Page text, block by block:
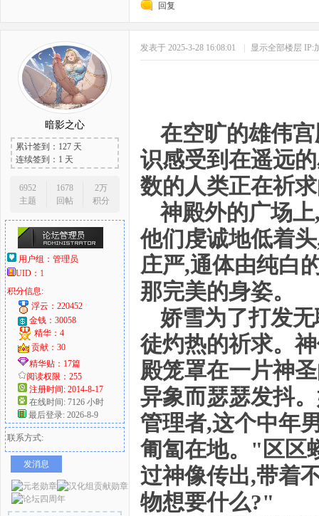
回复
暗影之心
累计签到：127 天
连续签到：1 天
6952
主题
1678
回帖
2万
积分
用户组： 管理员
UID： 1
积分信息:
浮云：220452
金钱：30058
精华：4
贡献：30
精华贴：17篇
阅读权限：255
注册时间: 2014-8-17
在线时间: 7126 小时
最后登录: 2026-8-9
联系方式:
发消息
发表于 2025-3-28 16:08:01 显示全部楼层 IP:
在空旷的雄伟
识感受到在遥远
数的人类正在祈
神殿外的广场
他们虔诚地低着
庄严,通体由纯白
那完美的身姿。
娇雪为了打发
徒灼热的祈求。
殿笼罩在一片神
异象而瑟瑟发抖
管理者,这个中年
匍匐在地。"区区
过神像传出,带着
物想要什么?"